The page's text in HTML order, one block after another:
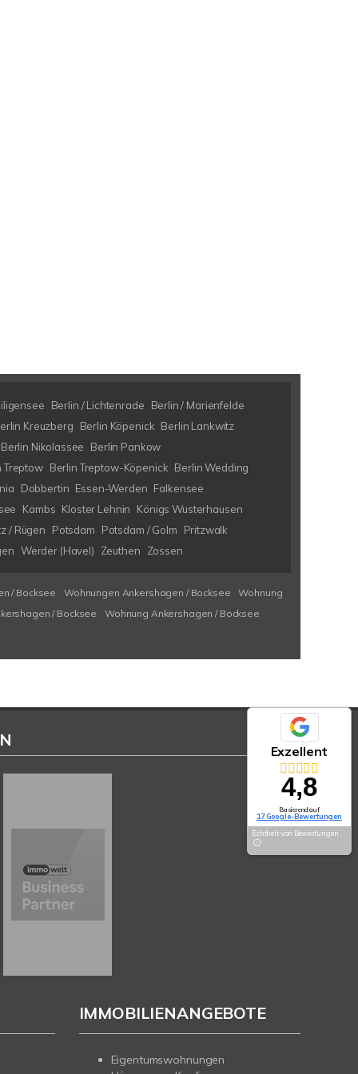
Berlin / Lichtenrade
Berlin / Marienfelde
Kreuzberg
Berlin Köpenick Berlin Lankwitz
Berlin Nikolassee
Berlin Pankow
Treptow Berlin Treptow-Köpenick Berlin Wedding
Dobbertin Essen-Werden Falkensee
Kambs Kloster Lehnin
Königs Wusterhausen
/ Rügen
Potsdam Potsdam / Golm
Pritzwalk
Werder (Havel) Zeuthen Zossen
/ Bocksee Wohnungen Ankershagen / Bocksee
Wohnung
/ Bocksee
Wohnung Ankershagen / Bocksee
Exzellent
4,8
Basierend auf
17 Google-Bewertungen
Echtheit von Bewertungen
IMMOBILIENANGEBOTE
Eigentumswohnungen